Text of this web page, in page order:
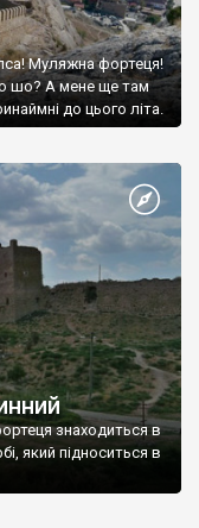
Муляжна фортеця!
шо? А мене ще там
до цього літа.
знаходиться в
який підноситься в